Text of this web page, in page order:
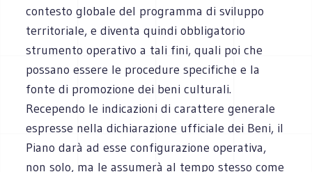
contesto globale del programma di sviluppo
territoriale, e diventa quindi obbligatorio
strumento operativo a tali fini, quali poi che
possano essere le procedure specifiche e la
fonte di promozione dei beni culturali.
Recependo le indicazioni di carattere generale
espresse nella dichiarazione ufficiale dei Beni, il
Piano darà ad esse configurazione operativa,
non solo, ma le assumerà al tempo stesso come